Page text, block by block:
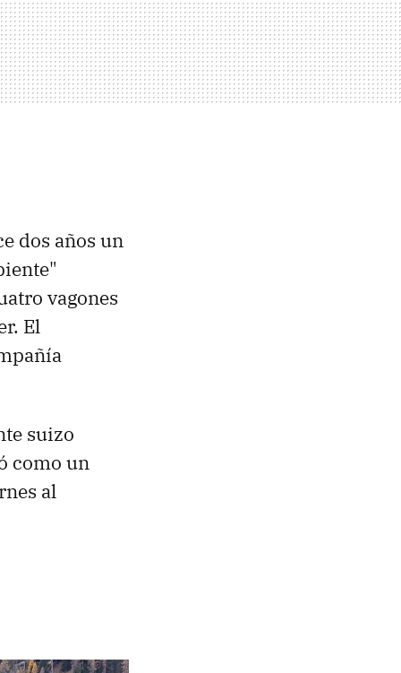
dos años un
vagones
El
suizo
como un
al